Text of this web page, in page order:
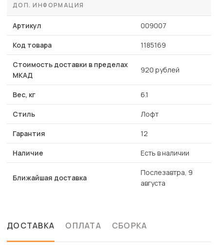
ДОП. ИНФОРМАЦИЯ
Артикул 009007
Код товара 1185169
Стоимость доставки в пределах
МКАД
920 рублей
Вес, кг 6.1
Стиль Лофт
Гарантия 12
Наличие Есть в наличии
Ближайшая доставка
Послезавтра, 9
августа
ДОСТАВКА ОПЛАТА СБОРКА